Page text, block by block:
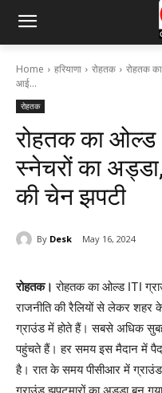
Home हरियाणा रोहतक
रोहतक
आई...
रोहतक
रोहतक का ओल्ड
स्नेचरों का
की चेन झपटी
By Desk May 16, 2024
रोहतक। रोहतक का ओल्ड ITI
राजनीति की रैलियों से लेकर शहर
ग्राउंड में होते हैं। सबसे अधिक
पहुंचते हैं। हर समय इस मैदान में
है। रात के समय पीसीआर में